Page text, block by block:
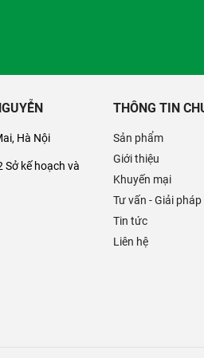
Hà Nội
kế hoạch và
THÔNG TIN
Sản phẩm
Giới thiệu
Khuyến mại
Tư vấn - Giải pháp
Tin tức
Liên hệ